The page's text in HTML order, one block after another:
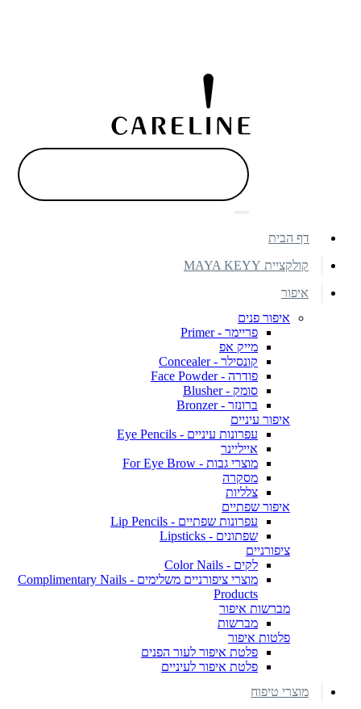
דף הבית
קולקציית MAYA KEYY
איפור
איפור פנים
פריימר - Primer
מייק אפ
קונסילר - Concealer
פודרה - Face Powder
סומק - Blusher
ברונזר - Bronzer
איפור עיניים
עפרונות עיניים - Eye Pencils
אייליינר
מוצרי גבות - For Eye Brow
מסקרה
צלליות
איפור שפתיים
עפרונות שפתיים - Lip Pencils
שפתונים - Lipsticks
ציפורניים
לקים - Color Nails
מוצרי ציפורניים משלימים - Complimentary Nails
Products
מברשות איפור
מברשות
פלטות איפור
פלטת איפור לעור הפנים
פלטת איפור לעיניים
מוצרי טיפוח